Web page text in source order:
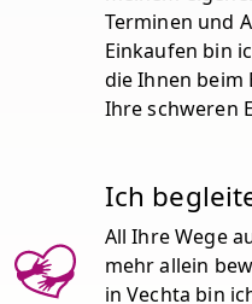
Terminen und
Einkaufen bin
die Ihnen beim
Ihre schweren
Ich
All Ihre Wege
mehr allein
in Vechta bin